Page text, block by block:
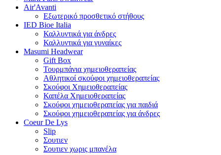
Air'Avanti
Εξωτερικό προσθετικό στήθους
IED Bioe Italia
Καλλυντικά για άνδρες
Καλλυντικά για γυναίκες
Masumi Headwear
Gift Box
Τουρμπάνια χημειοθεραπείας
Αθλητικοί σκούφοι χημειοθεραπείας
Σκούφοι Χημειοθεραπείας
Καπέλα Χημειοθεραπείας
Σκούφοι χημειοθεραπείας για παιδιά
Σκούφοι χημειοθεραπείας για άνδρες
Coeur De Lys
Slip
Σουτιεν
Σουτιεν χωρις μπανέλα